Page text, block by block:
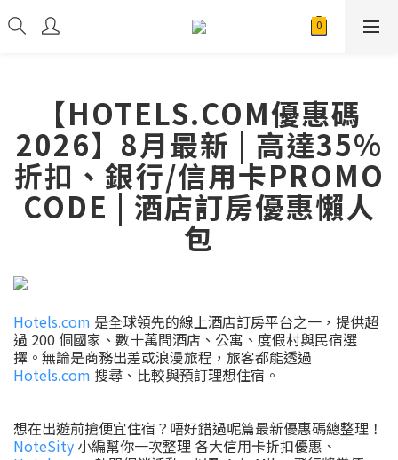
【HOTELS.COM優惠碼
2026】8月最新 | 高達35%
折扣、銀行/信用卡PROMO
CODE | 酒店訂房優惠懶人
包
Hotels.com 是全球領先的線上酒店訂房平台之一，提供超
過 200 個國家、數十萬間酒店、公寓、度假村與民宿選
擇。無論是商務出差或浪漫旅程，旅客都能透過
Hotels.com 搜尋、比較與預訂理想住宿。
想在出遊前搶便宜住宿？唔好錯過呢篇最新優惠碼總整理！
NoteSity 小編幫你一次整理 各大信用卡折扣優惠、